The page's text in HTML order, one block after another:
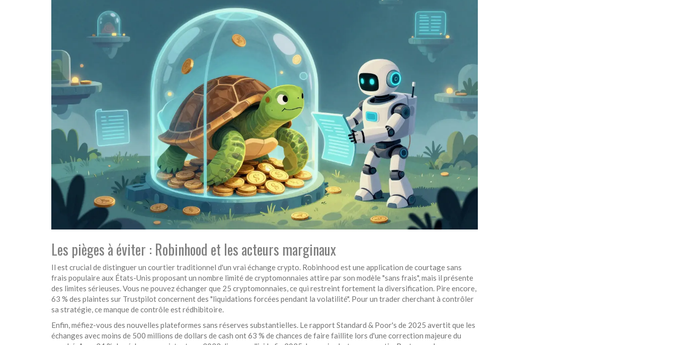
Les pièges à éviter : Robinhood et les acteurs marginaux
Il est crucial de distinguer un courtier traditionnel d'un vrai échange crypto. Robinhood estune application de courtage sans
frais populaire aux États-Unis proposant un nombre limité de cryptomonnaies attire par son modèle "sans frais", mais il présente
des limites sérieuses. Vous ne pouvez échanger que 25 cryptomonnaies, ce qui restreint fortement la diversification. Pire encore,
63 % des plaintes sur Trustpilot concernent des "liquidations forcées pendant la volatilité". Pour un trader cherchant à contrôler
sa stratégie, ce manque de contrôle est rédhibitoire.
Enfin, méfiez-vous des nouvelles plateformes sans réserves substantielles. Le rapport Standard & Poor's de 2025 avertit que les
échanges avec moins de 500 millions de dollars de cash ont 63 % de chances de faire faillite lors d'une correction majeure du